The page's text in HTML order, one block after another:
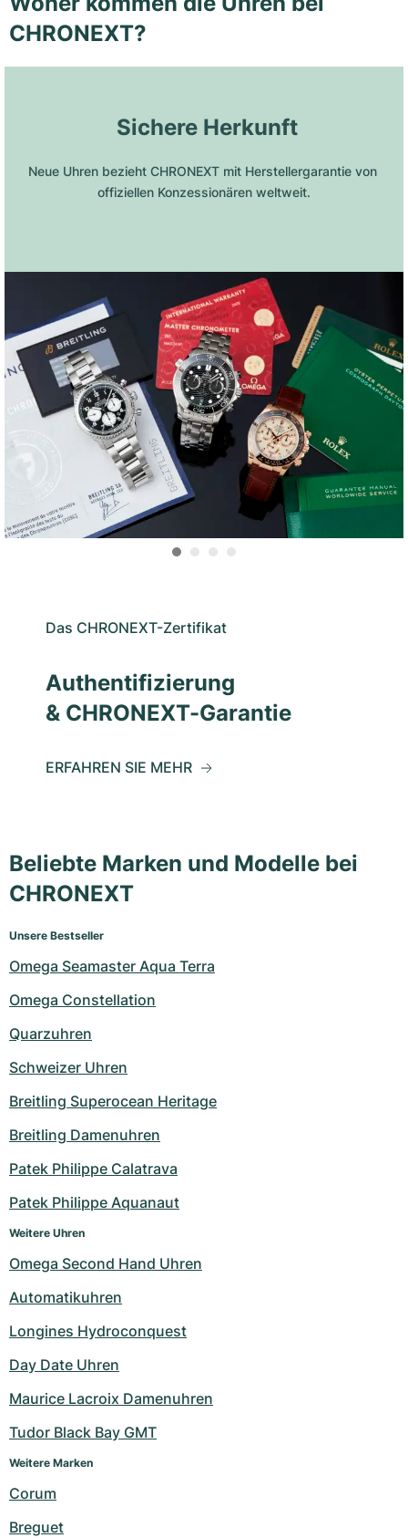
CHRONEXT?
Sichere Herkunft
Neue Uhren bezieht CHRONEXT mit Herstellergarantie von
offiziellen Konzessionären weltweit.
Das CHRONEXT-Zertifikat
Authentifizierung
& CHRONEXT-Garantie
ERFAHREN SIE MEHR
Beliebte Marken und Modelle bei
CHRONEXT
Unsere Bestseller
Omega Seamaster Aqua Terra
Omega Constellation
Quarzuhren
Schweizer Uhren
Breitling Superocean Heritage
Breitling Damenuhren
Patek Philippe Calatrava
Patek Philippe Aquanaut
Weitere Uhren
Omega Second Hand Uhren
Automatikuhren
Longines Hydroconquest
Day Date Uhren
Maurice Lacroix Damenuhren
Tudor Black Bay GMT
Weitere Marken
Corum
Breguet